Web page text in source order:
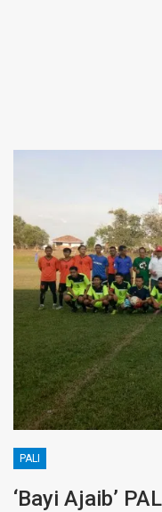
PALI
‘Bayi Ajaib’